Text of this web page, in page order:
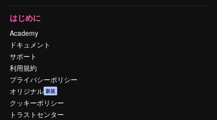
はじめに
Academy
ドキュメント
サポート
利用規約
プライバシーポリシー
オリジナル 新規
クッキーポリシー
トラストセンター